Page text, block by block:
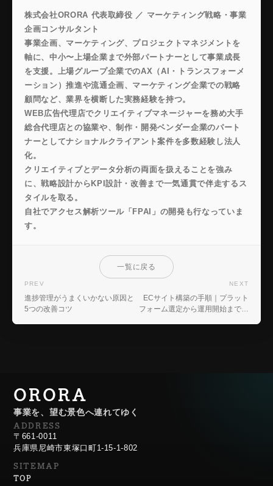
株式会社ORORA 代表取締役 ／ マーケティング戦略・事業
企画コンサルタント
事業企画、マーケティング、プロジェクトマネジメントを
軸に、中小〜上場企業まで外部パートナーとして事業成長
を支援。上場グループ企業でのAX（AI・トランスフォーメ
ーション）推進や流通企画、マーケティング企業での戦略
顧問など、業界を横断した実務経験を持つ。
WEB広告代理店でクリエイティブマネージャーを務め大手
総合代理店との協業や、制作・開発ベンダー企業のパート
ナーとしてナショナルクライアント案件を多数経験し法人
化。
クリエイティブとデータ分析の両面を扱えることを強み
に、戦略設計からKPI設計・改善まで一気通貫で伴走するス
タイルを取る。
自社でアクセス解析ツール「FPAI」の開発も行なっていま
す。
PREV
進捗管理がうまくいかない原因と
5つの改善コツ
一覧に戻る
NEXT
ECサイト構築の手順｜プラット
フォーム選定から運用開始まで徹
ORORA
事業を、望む景色へ連れてゆく
ADDRESS
〒661-0011
兵庫県尼崎市東塚口町1-15-1-802
SITEMAP
TOP